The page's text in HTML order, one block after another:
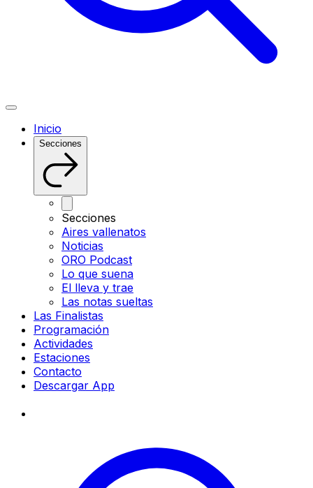
Inicio
Secciones
Secciones
Aires vallenatos
Noticias
ORO Podcast
Lo que suena
El lleva y trae
Las notas sueltas
Las Finalistas
Programación
Actividades
Estaciones
Contacto
Descargar App